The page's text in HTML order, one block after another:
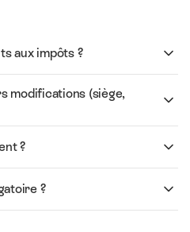
aux impôts ?
modifications (siège,
?
?